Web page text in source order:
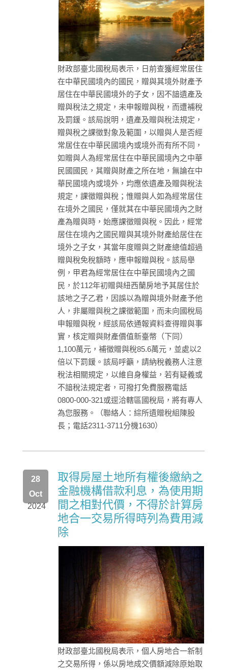
財政部臺北國稅局表示，日前查獲經常居住
在中華民國境內的國民，贈與其境外財產予
居住在中華民國境外的子女，因不諳遺產及
贈與稅法之規定，未申報贈與稅，而遭補稅
及罰鍰。該局說明，遺產及贈與稅法規定，
贈與稅之課徵對象及範圍，以贈與人是否經
常居住在中華民國境內或境外而有所不同，
如贈與人為經常居住在中華民國境內之中華
民國國民，其贈與財產之所在地，無論在中
華民國境內或境外，均應依遺產及贈與稅法
規定，課徵贈與稅；惟贈與人如為經常居住
在境外之國民，僅就其在中華民國境內之財
產為贈與時，始應課徵贈與稅。因此，經常
居住在境內之國民贈與其境外財產給居住在
境外之子女，其當年度贈與之財產總值超過
贈與稅免稅額時，應申報贈與稅。該局舉
例，甲君為經常居住在中華民國境內之國
民，於112年初贈與紐西蘭房地予其居住於
該地之子乙君，因誤以為贈與境外財產予他
人，非屬贈與稅之課徵範圍，而未向國稅局
申報贈與稅，經該局依通報資料查得贈與事
實，核定贈與財產價值新臺幣（下同）
1,100萬元，補徵贈與稅85.6萬元，並處以2
倍以下罰鍰。該局呼籲，請納稅義務人注意
稅法相關規定，以維自身權益，若有疑義或
不諳稅法規定者，可撥打免費服務電話
0800-000-321或逕洽轄區國稅局，將有專人
為您服務。（聯絡人：綜所遺贈稅組陳股
長；電話2311-3711分機1630）
2024
28
Oct
取得房屋土地所有權後繳納之
金融機構借款利息，為使用期
間之相對代價，不得於計算房
地合一交易所得時列為費用減
除
財政部臺北國稅局表示，個人房地合一新制
之交易所得，係以房地成交價額減除原始取